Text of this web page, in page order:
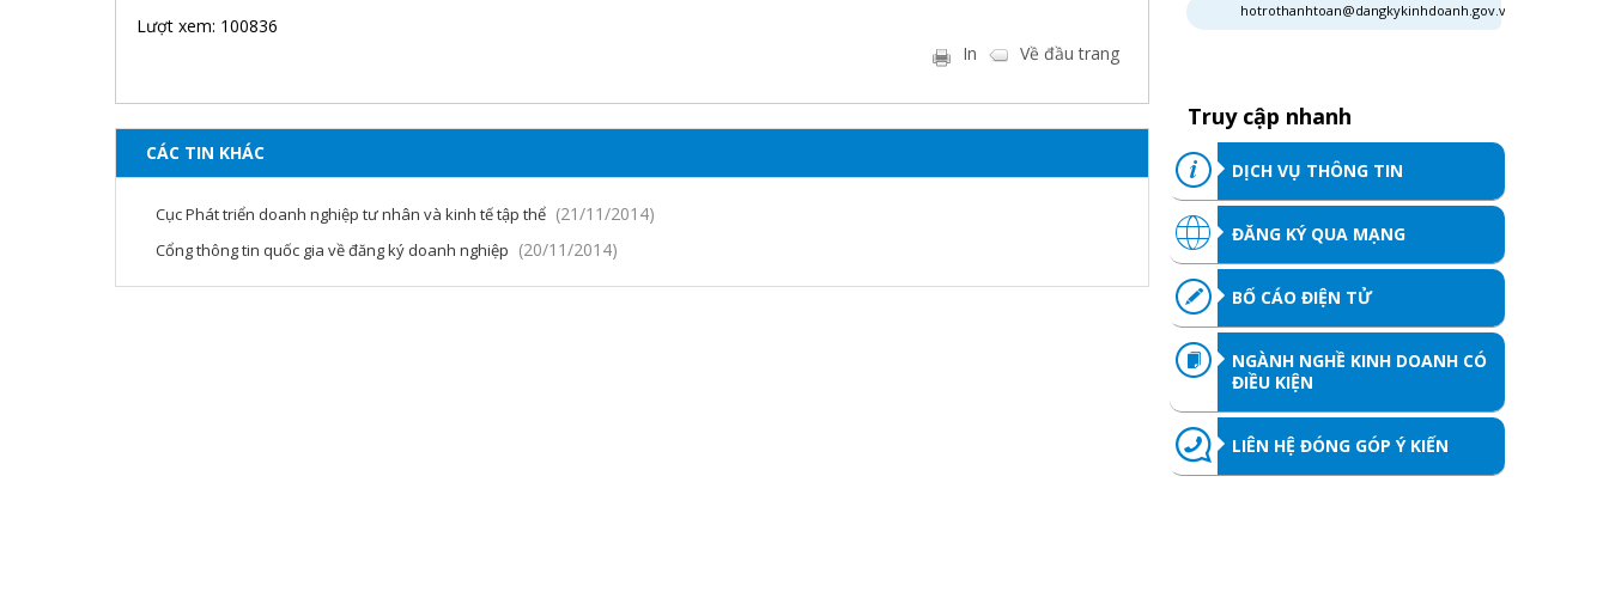
Lượt xem: 100836
Về đầu trang
In
CÁC TIN KHÁC
Cục Phát triển doanh nghiệp tư nhân và kinh tế tập thể (21/11/2014)
Cổng thông tin quốc gia về đăng ký doanh nghiệp (20/11/2014)
hotrothanhtoan@dangkykinhdoanh.gov.vn
Truy cập nhanh
DỊCH VỤ THÔNG TIN
ĐĂNG KÝ QUA MẠNG
BỐ CÁO ĐIỆN TỬ
NGÀNH NGHỀ KINH DOANH CÓ
ĐIỀU KIỆN
LIÊN HỆ ĐÓNG GÓP Ý KIẾN